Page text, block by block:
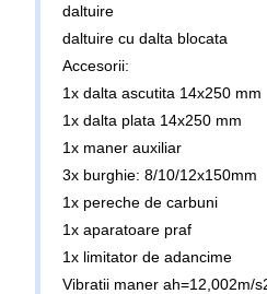
daltuire
daltuire cu dalta blocata
Accesorii:
1x dalta ascutita 14x250 mm
1x dalta plata 14x250 mm
1x maner auxiliar
3x burghie: 8/10/12x150mm
1x pereche de carbuni
1x aparatoare praf
1x limitator de adancime
Vibratii maner ah=12,002m/